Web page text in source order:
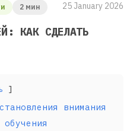
2 мин 25 January 2026
КАК СДЕЛАТЬ
внимания